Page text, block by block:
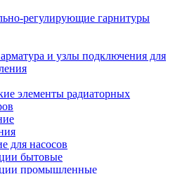
регулирующие гарнитуры
и узлы подключения для
элементы радиаторных
для насосов
бытовые
промышленные